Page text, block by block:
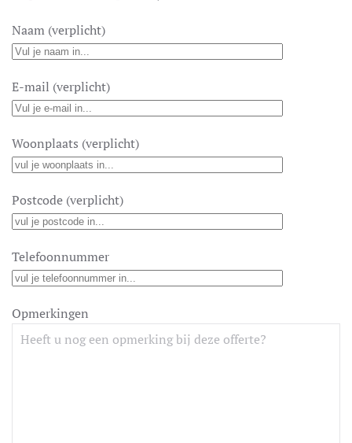
Naam (verplicht)
E-mail (verplicht)
Woonplaats (verplicht)
Postcode (verplicht)
Telefoonnummer
Opmerkingen